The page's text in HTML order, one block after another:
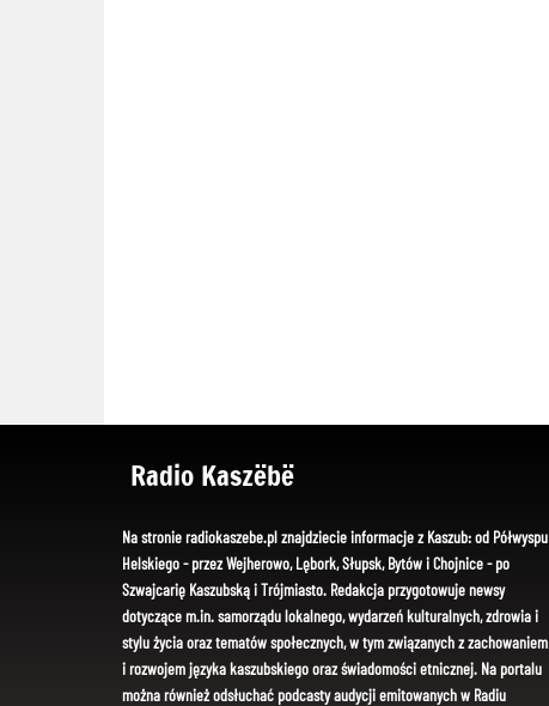
Radio Kaszëbë
Na stronie radiokaszebe.pl znajdziecie informacje z Kaszub: od Półwyspu
Helskiego - przez Wejherowo, Lębork, Słupsk, Bytów i Chojnice - po
Szwajcarię Kaszubską i Trójmiasto. Redakcja przygotowuje newsy
dotyczące m.in. samorządu lokalnego, wydarzeń kulturalnych, zdrowia i
stylu życia oraz tematów społecznych, w tym związanych z zachowaniem
i rozwojem języka kaszubskiego oraz świadomości etnicznej. Na portalu
można również odsłuchać podcasty audycji emitowanych w Radiu